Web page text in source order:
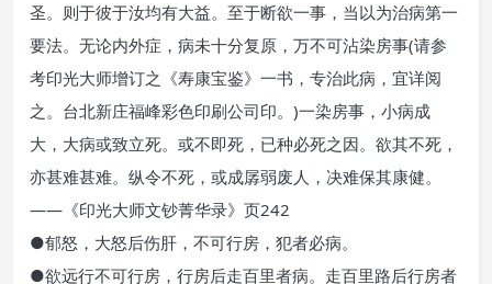
圣。则于彼于汝均有大益。至于断欲一事，当以为治病第一
要法。无论内外症，病未十分复原，万不可沾染房事(请参
考印光大师增订之《寿康宝鉴》一书，专治此病，宜详阅
之。台北新庄福峰彩色印刷公司印。)一染房事，小病成
大，大病或致立死。或不即死，已种必死之因。欲其不死，
亦甚难甚难。纵令不死，或成孱弱废人，决难保其康健。
——《印光大师文钞菁华录》页242
●郁怒，大怒后伤肝，不可行房，犯者必病。
●欲远行不可行房，行房后走百里者病。走百里路后行房者